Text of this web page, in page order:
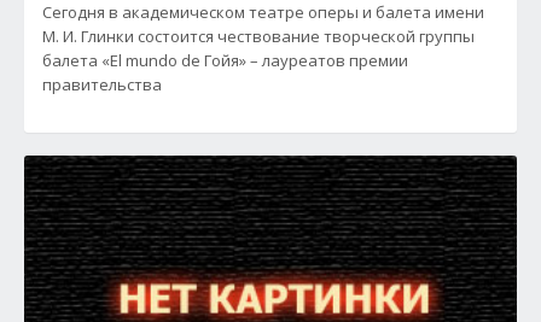
Сегодня в академическом театре оперы и балета имени
М. И. Глинки состоится чествование творческой группы
балета «El mundo de Гойя» – лауреатов премии
правительства